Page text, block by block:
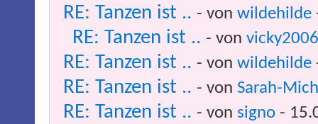
RE: Tanzen ist .. - von wildehilde
RE: Tanzen ist .. - von vicky2006
RE: Tanzen ist .. - von wildehilde
RE: Tanzen ist .. - von Sarah-
RE: Tanzen ist .. - von signo -